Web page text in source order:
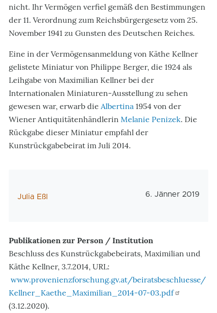
nicht. Ihr Vermögen verfiel gemäß den Bestimmungen
der 11. Verordnung zum Reichsbürgergesetz vom 25.
November 1941 zu Gunsten des Deutschen Reiches.
Eine in der Vermögensanmeldung von Käthe Kellner
gelistete Miniatur von Philippe Berger, die 1924 als
Leihgabe von Maximilian Kellner bei der
Internationalen Miniaturen-Ausstellung zu sehen
gewesen war, erwarb die Albertina 1954 von der
Wiener Antiquitätenhändlerin Melanie Penizek. Die
Rückgabe dieser Miniatur empfahl der
Kunstrückgabebeirat im Juli 2014.
AutorIn
Julia Eßl 6. Jänner 2019
Publikationen zur Person / Institution
Beschluss des Kunstrückgabebeirats, Maximilian und
Käthe Kellner, 3.7.2014, URL:
www.provenienzforschung.gv.at/beiratsbeschluesse/
Kellner_Kaethe_Maximilian_2014-07-03.pdf
(3.12.2020).